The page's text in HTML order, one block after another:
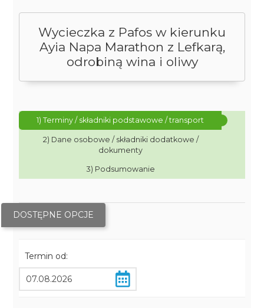
Wycieczka z Pafos w kierunku
Ayia Napa Marathon z Lefkarą,
odrobiną wina i oliwy
1) Terminy / składniki podstawowe / transport
2) Dane osobowe / składniki dodatkowe /
dokumenty
3) Podsumowanie
DOSTĘPNE OPCJE
Termin od: